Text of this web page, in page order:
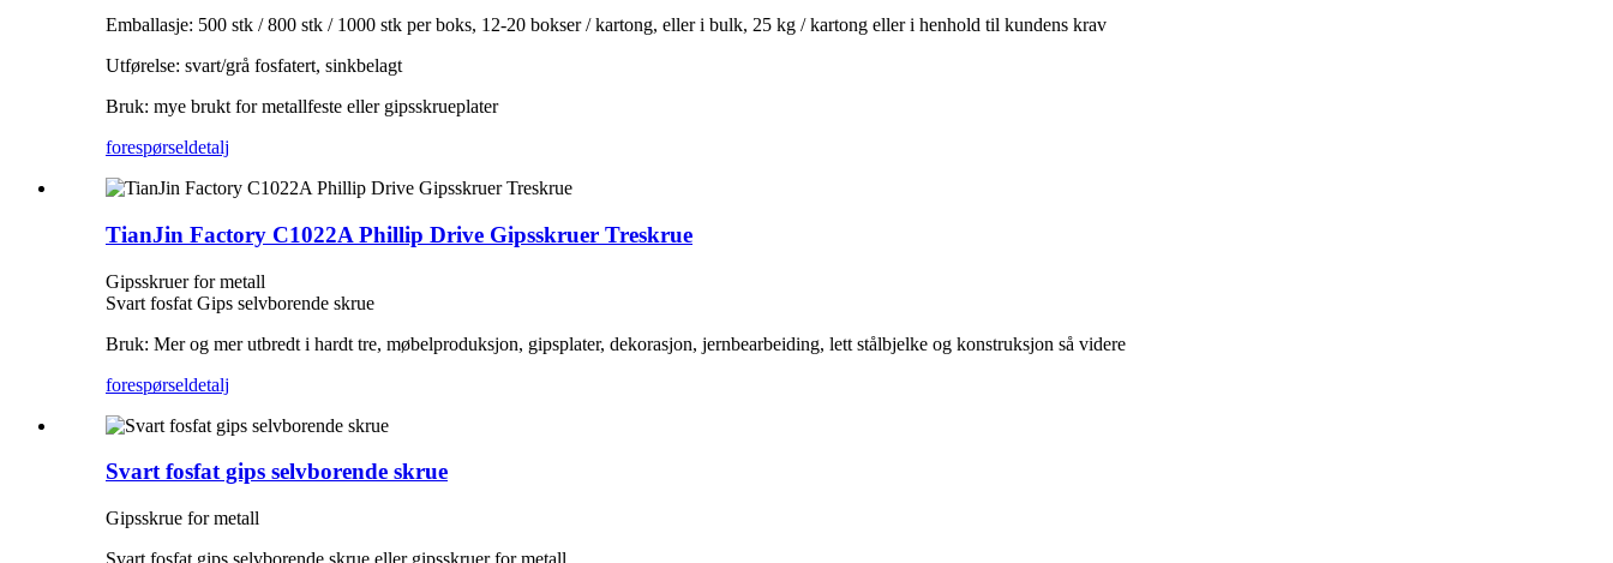
Emballasje: 500 stk / 800 stk / 1000 stk per boks, 12-20 bokser / kartong, eller i bulk, 25 kg / kartong eller i henhold til kundens krav
Utførelse: svart/grå fosfatert, sinkbelagt
Bruk: mye brukt for metallfeste eller gipsskrueplater
forespørseldetalj
TianJin Factory C1022A Phillip Drive Gipsskruer Treskrue
Gipsskruer for metall
Svart fosfat Gips selvborende skrue
Bruk: Mer og mer utbredt i hardt tre, møbelproduksjon, gipsplater, dekorasjon, jernbearbeiding, lett stålbjelke og konstruksjon så videre
forespørseldetalj
Svart fosfat gips selvborende skrue
Gipsskrue for metall